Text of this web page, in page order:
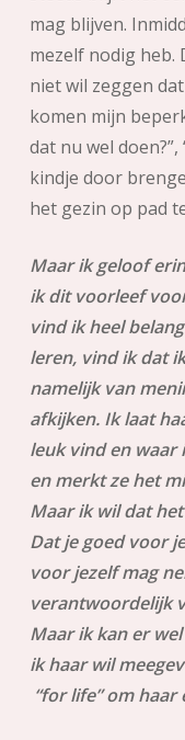
mag blijven.
mezelf nodig heb.
niet wil zeggen
komen mijn
dat nu wel
kindje door
het gezin op pad
Maar ik geloof
ik dit voorleef
vind ik heel
leren, vind ik dat
namelijk van
afkijken. Ik laat
leuk vind en waar
en merkt ze het
Maar ik wil dat
Dat je goed voor
voor jezelf mag
verantwoordelijk
Maar ik kan er
ik haar wil
“for life” om